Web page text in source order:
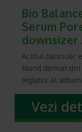
Bio
Serum
Acidul oleanolic
bland derivat
reglator al